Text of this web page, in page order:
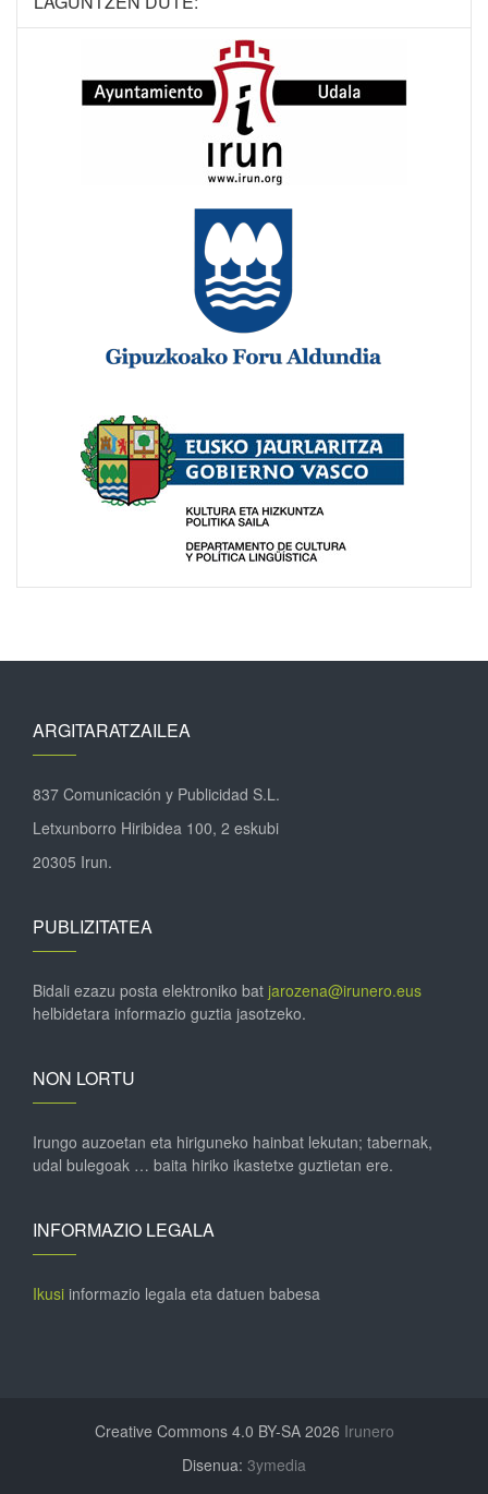
ARGITARATZAILEA
837 Comunicación y Publicidad S.L.
Letxunborro Hiribidea 100, 2 eskubi
20305 Irun.
PUBLIZITATEA
Bidali ezazu posta elektroniko bat jarozena@irunero.eus
helbidetara informazio guztia jasotzeko.
NON LORTU
Irungo auzoetan eta hiriguneko hainbat lekutan; tabernak,
udal bulegoak … baita hiriko ikastetxe guztietan ere.
INFORMAZIO LEGALA
Ikusi informazio legala eta datuen babesa
Creative Commons 4.0 BY-SA 2026 Irunero
Disenua: 3ymedia